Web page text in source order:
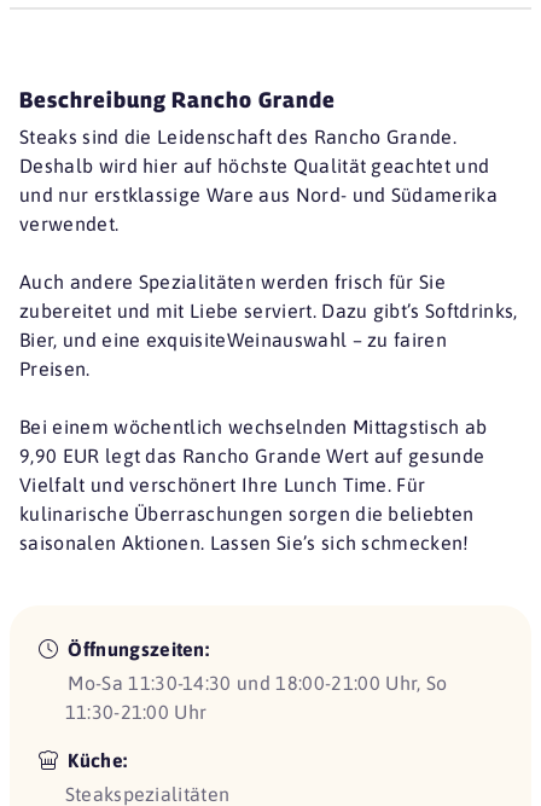
Beschreibung Rancho Grande
Steaks sind die Leidenschaft des Rancho Grande.
Deshalb wird hier auf höchste Qualität geachtet und
und nur erstklassige Ware aus Nord- und Südamerika
verwendet.
Auch andere Spezialitäten werden frisch für Sie
zubereitet und mit Liebe serviert. Dazu gibt’s Softdrinks,
Bier, und eine exquisiteWeinauswahl – zu fairen
Preisen.
Bei einem wöchentlich wechselnden Mittagstisch ab
9,90 EUR legt das Rancho Grande Wert auf gesunde
Vielfalt und verschönert Ihre Lunch Time. Für
kulinarische Überraschungen sorgen die beliebten
saisonalen Aktionen. Lassen Sie’s sich schmecken!
Öffnungszeiten:
Mo-Sa 11:30-14:30 und 18:00-21:00 Uhr, So
11:30-21:00 Uhr
Küche:
Steakspezialitäten